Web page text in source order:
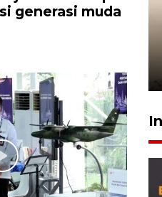
generasi muda
striker
Sananta